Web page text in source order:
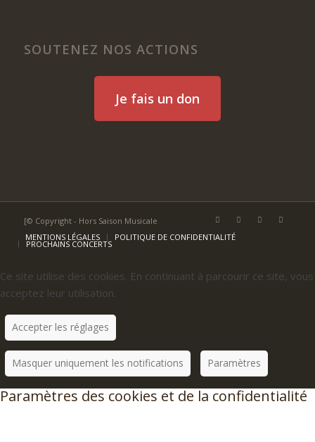
SOUTENEZ NOS ACTIONS
Je fais un don
[© Copyright - Hors Saison Musicale
MENTIONS LÉGALES
POLITIQUE DE CONFIDENTIALITÉ
PROCHAINS CONCERTS
Ce site utilise des cookies. En continuant à parcourir ce site, vous
acceptez leur utilisation.
Accepter les réglages
Masquer uniquement les notifications Paramètres
Paramètres des cookies et de la confidentialité